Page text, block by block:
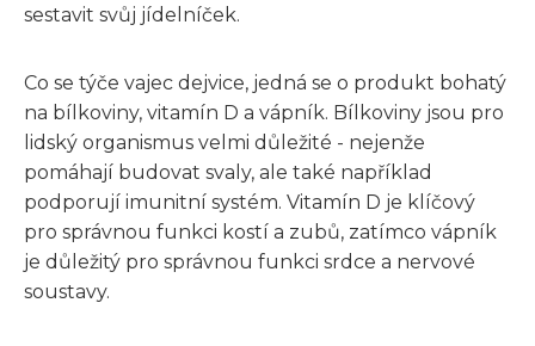
sestavit svůj jídelníček.
Co se týče vajec dejvice, jedná se o produkt bohatý
na bílkoviny, vitamín D a vápník. Bílkoviny jsou pro
lidský organismus velmi důležité - nejenže
pomáhají budovat svaly, ale také například
podporují imunitní systém. Vitamín D je klíčový
pro správnou funkci kostí a zubů, zatímco vápník
je důležitý pro správnou funkci srdce a nervové
soustavy.